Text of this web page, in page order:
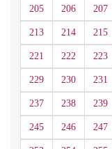
205 206 207
213 214 215
221 222 223
229 230 231
237 238 239
245 246 247